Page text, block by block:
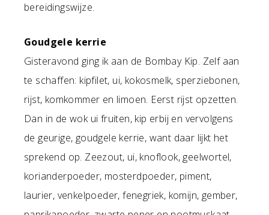
bereidingswijze.
Goudgele kerrie
Gisteravond ging ik aan de Bombay Kip. Zelf aan
te schaffen: kipfilet, ui, kokosmelk, sperziebonen,
rijst, komkommer en limoen. Eerst rijst opzetten.
Dan in de wok ui fruiten, kip erbij en vervolgens
de geurige, goudgele kerrie, want daar lijkt het
sprekend op. Zeezout, ui, knoflook, geelwortel,
korianderpoeder, mosterdpoeder, piment,
laurier, venkelpoeder, fenegriek, komijn, gember,